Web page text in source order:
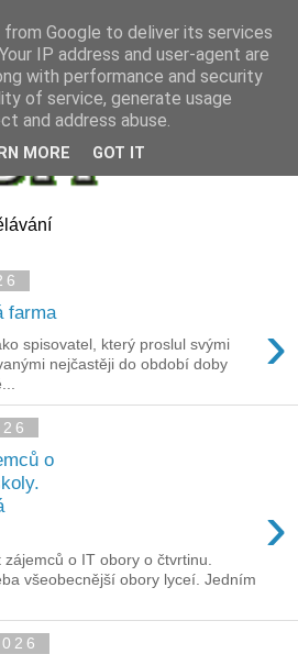
farma ›
spisovatel, který proslul svými
nejčastěji do období doby
o
›
o IT obory o čtvrtinu.
všeobecnější obory lyceí. Jedním
Google to deliver its services
IP address and user-agent are
with performance and security
of service, generate usage
and address abuse.
MORE GOT IT